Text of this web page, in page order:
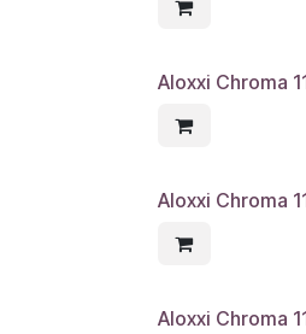
Aloxxi Chroma
Aloxxi Chroma
Aloxxi Chroma